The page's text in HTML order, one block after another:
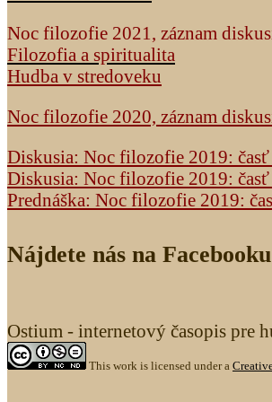
Noc filozofie 2021, záznam
Filozofia a spiritualita
Hudba v stredoveku
Noc filozofie 2020, záznam
Diskusia: Noc filozofie 2019:
Diskusia: Noc filozofie 2019:
Prednáška: Noc filozofie 2019:
Nájdete nás na Facebooku
Ostium - internetový časopis pre
This work is licensed under a